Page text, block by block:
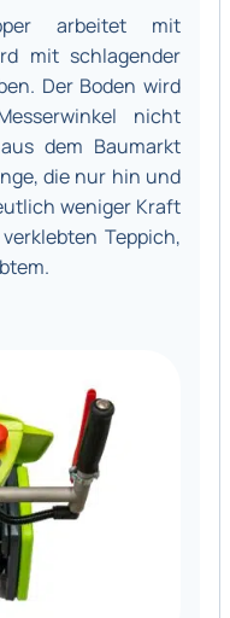
arbeitet mit
mit schlagender
Der Boden wird
nicht
dem Baumarkt
die nur hin und
weniger Kraft
Teppich,